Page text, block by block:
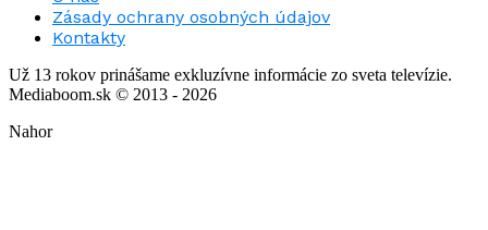
Zásady ochrany osobných údajov
Kontakty
Už 13 rokov prinášame exkluzívne informácie zo sveta televízie.
Mediaboom.sk © 2013 - 2026
Nahor